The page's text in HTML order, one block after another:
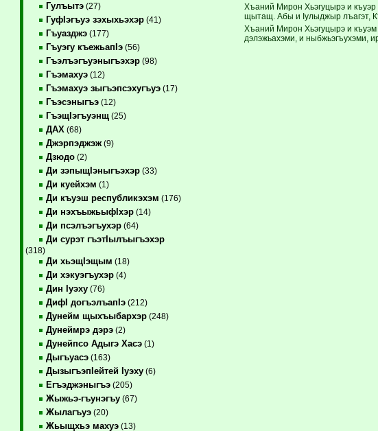
Гулъытэ(27)
ГуфIэгъуэ зэхыхьэхэр(41)
Гъуазджэ(177)
Гъуэгу къежьапIэ(56)
Гъэлъэгъуэныгъэхэр(98)
Гъэмахуэ(12)
Гъэмахуэ зыгъэпсэхугъуэ(17)
Гъэсэныгъэ(12)
ГъэщIэгъуэнщ(25)
ДАХ (68)
Джэрпэджэж(9)
Дзюдо(2)
Ди зэпыщIэныгъэхэр(33)
Ди куейхэм (1)
Ди къуэш республикэхэм (176)
Ди нэхъыжьыфIхэр(14)
Ди псэлъэгъухэр(64)
Ди сурэт гъэтIылъыгъэхэр
(318)
Ди хьэщIэщым (18)
Ди хэкуэгъухэр(4)
Дин Iуэху(76)
ДифI догъэлъапIэ(212)
Дунейм щыхъыбархэр(248)
Дунеймрэ дэрэ(2)
Дунейпсо Адыгэ Хасэ(1)
Дыгъуасэ(163)
ДызыгъэпIейтей Iуэху(6)
Егъэджэныгъэ(205)
Жыжьэ-гъунэгъу(67)
Жылагъуэ(20)
Жьыщхьэ махуэ(13)
Хъаний Мирон Хьэгуцырэ и къуэр
щытащ. Абы и Iулыджыр лъагэт,
Хъаний Мирон Хьэгуцырэ и
дэлэжьахэми, и ныбжьэгъухэми,